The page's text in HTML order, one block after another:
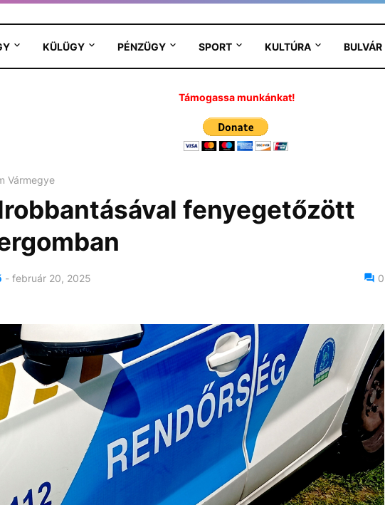
KÜLÜGY PÉNZÜGY SPORT KULTÚRA BULVÁR
Támogassa munkánkat!
Vármegye
fenyegetőzött
- február 20, 2025 0